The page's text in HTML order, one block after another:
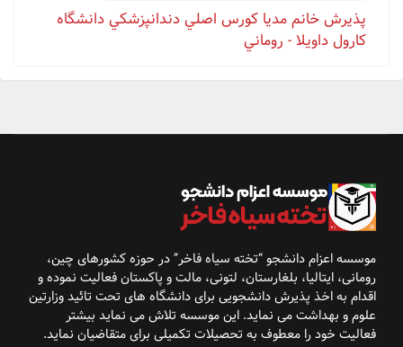
پذيرش خانم مدیا كورس اصلي دندانپزشكي دانشگاه
كارول داويلا - روماني
موسسه اعزام دانشجو “تخته سیاه فاخر” در حوزه کشورهای چین،
رومانی، ایتالیا، بلغارستان، لتونی، مالت و پاکستان فعالیت نموده و
اقدام به اخذ پذیرشدانشجویی برای دانشگاه های تحت تائید وزارتین
علوم و بهداشت می نماید. این موسسه تلاش می نماید بیشتر
فعالیت خود را معطوف به تحصیلات تکمیلی برای متقاضیان نماید.